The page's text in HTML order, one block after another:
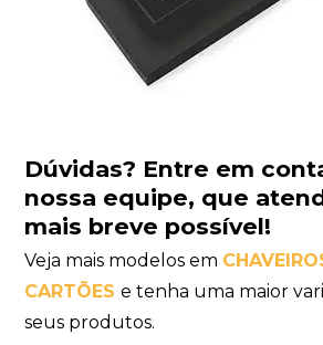
Dúvidas? Entre em
nossa equipe, que
mais breve possível!
Veja mais modelos em
CARTÕES e tenha uma maior
seus produtos.